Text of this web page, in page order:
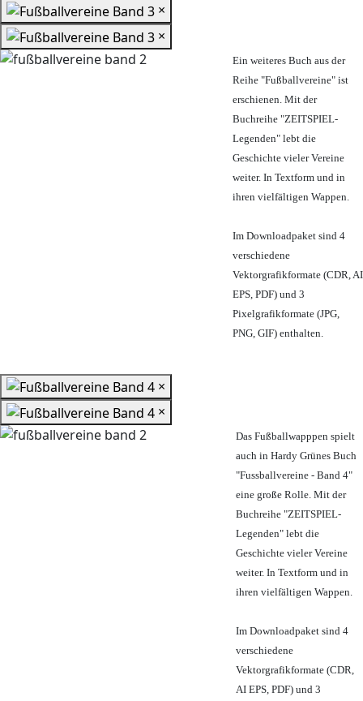
×
×
Ein weiteres Buch aus der
Reihe "Fußballvereine" ist
erschienen. Mit der
Buchreihe "ZEITSPIEL-
Legenden" lebt die
Geschichte vieler Vereine
weiter. In Textform und in
ihren vielfältigen Wappen.
Im Downloadpaket sind 4
verschiedene
Vektorgrafikformate (CDR, AI
EPS, PDF) und 3
Pixelgrafikformate (JPG,
PNG, GIF) enthalten.
×
×
Das Fußballwapppen spielt
auch in Hardy Grünes Buch
"Fussballvereine - Band 4"
eine große Rolle. Mit der
Buchreihe "ZEITSPIEL-
Legenden" lebt die
Geschichte vieler Vereine
weiter. In Textform und in
ihren vielfältigen Wappen.
Im Downloadpaket sind 4
verschiedene
Vektorgrafikformate (CDR,
AI EPS, PDF) und 3